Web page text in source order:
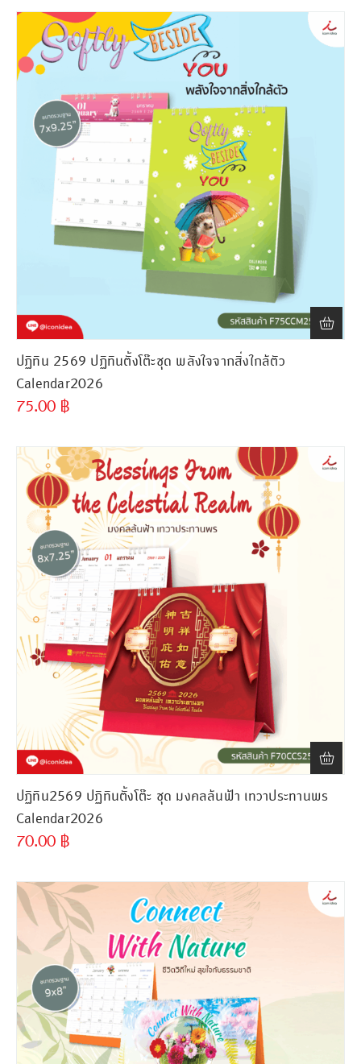
ปฏิทิน 2569 ปฏิทินตั้งโต๊ะชุด พลังใจจากสิ่งใกล้ตัว
Calendar2026
75.00 ฿
ปฏิทิน2569 ปฏิทินตั้งโต๊ะ ชุด มงคลล้นฟ้า เทวาประทานพร
Calendar2026
70.00 ฿